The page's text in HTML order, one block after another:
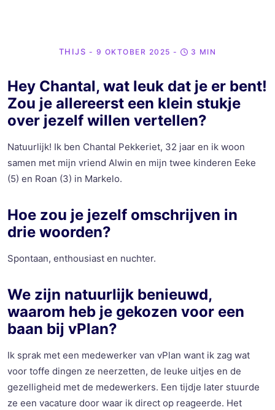
THIJS - 9 OKTOBER 2025 - 3 MIN
Hey Chantal, wat leuk dat je er bent!
Zou je allereerst een klein stukje
over jezelf willen vertellen?
Natuurlijk! Ik ben Chantal Pekkeriet, 32 jaar en ik woon
samen met mijn vriend Alwin en mijn twee kinderen Eeke
(5) en Roan (3) in Markelo.
Hoe zou je jezelf omschrijven in
drie woorden?
Spontaan, enthousiast en nuchter.
We zijn natuurlijk benieuwd,
waarom heb je gekozen voor een
baan bij vPlan?
Ik sprak met een medewerker van vPlan want ik zag wat
voor toffe dingen ze neerzetten, de leuke uitjes en de
gezelligheid met de medewerkers. Een tijdje later stuurde
ze een vacature door waar ik direct op reageerde. Het